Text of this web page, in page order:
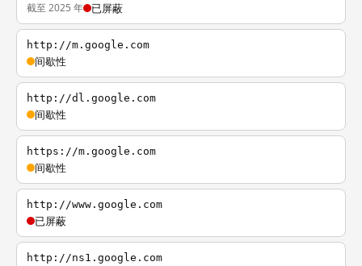
截至 2025 年 已屏蔽
http://m.google.com
间歇性
http://dl.google.com
间歇性
https://m.google.com
间歇性
http://www.google.com
已屏蔽
http://ns1.google.com